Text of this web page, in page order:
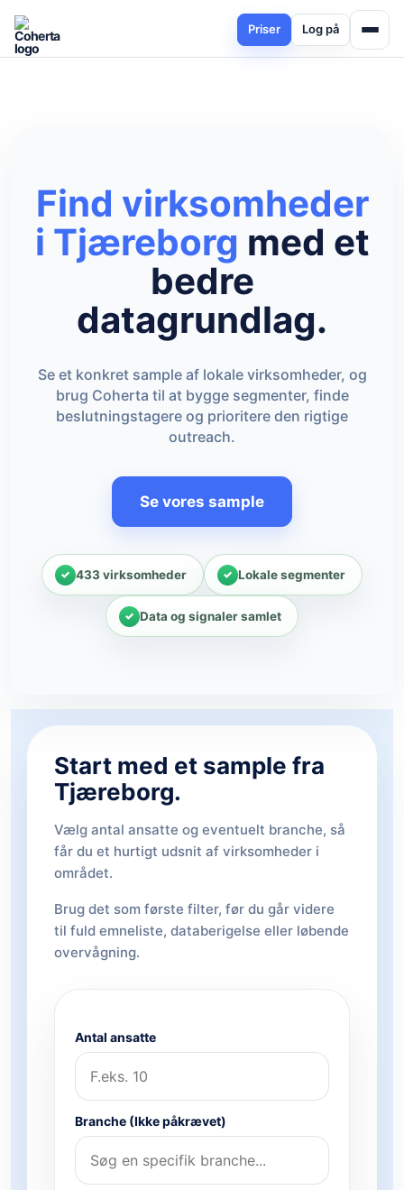
Priser Log på
Find virksomheder
i Tjæreborg med et
bedre
datagrundlag.
Se et konkret sample af lokale virksomheder, og
brug Coherta til at bygge segmenter, finde
beslutningstagere og prioritere den rigtige
outreach.
Se vores sample
433 virksomheder Lokale segmenter
Data og signaler samlet
Start med et sample fra
Tjæreborg.
Vælg antal ansatte og eventuelt branche, så
får du et hurtigt udsnit af virksomheder i
området.
Brug det som første filter, før du går videre
til fuld emneliste, databerigelse eller løbende
overvågning.
Antal ansatte
Branche (Ikke påkrævet)